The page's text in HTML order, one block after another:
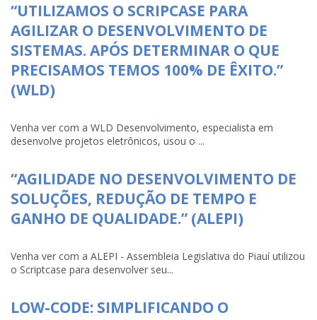
“UTILIZAMOS O SCRIPCASE PARA
AGILIZAR O DESENVOLVIMENTO DE
SISTEMAS. APÓS DETERMINAR O QUE
PRECISAMOS TEMOS 100% DE ÊXITO.”
(WLD)
Venha ver com a WLD Desenvolvimento, especialista em
desenvolve projetos eletrônicos, usou o ...
“AGILIDADE NO DESENVOLVIMENTO DE
SOLUÇÕES, REDUÇÃO DE TEMPO E
GANHO DE QUALIDADE.” (ALEPI)
Venha ver com a ALEPI - Assembleia Legislativa do Piauí utilizou
o Scriptcase para desenvolver seu...
LOW-CODE: SIMPLIFICANDO O